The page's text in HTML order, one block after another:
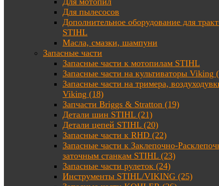
Для пылесосов
Дополнительное оборудование для
STIHL
Масла, смазки, шампуни
Запасные части
Запасные части к мотопилам STIHL
Запасные части на культиваторы Viking
Запасные части на тримера,
Viking (18)
Запчасти Briggs & Stratton (19)
Детали шин STIHL (21)
Детали цепей STIHL (20)
Запасные части к RHD (22)
Запасные части к Заклепочно-
заточным станкам STIHL (23)
Запасные части рулеток (24)
Инструменты STIHL/VIKING (25)